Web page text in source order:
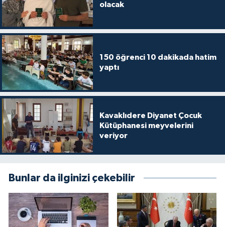
olacak
150 öğrenci 10 dakikada hatim
yaptı
Kavaklıdere Diyanet Çocuk
Kütüphanesi meyvelerini
veriyor
Bunlar da ilginizi çekebilir
Düzce Müftülüğü
Edirne Müftülüğü
Elazığ Müftülüğü
Erzincan Müftülüğü
Erzurum Müftülüğü
Eskişehir Müftülüğü
Giresun Müftülüğü
Gümüşhane Müftülüğü
YAŞAM